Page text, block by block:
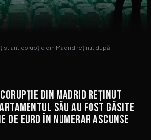
anticorupție din Madrid reținut după…
din Madrid reținut
său au fost găsite
de euro în numerar ascunse